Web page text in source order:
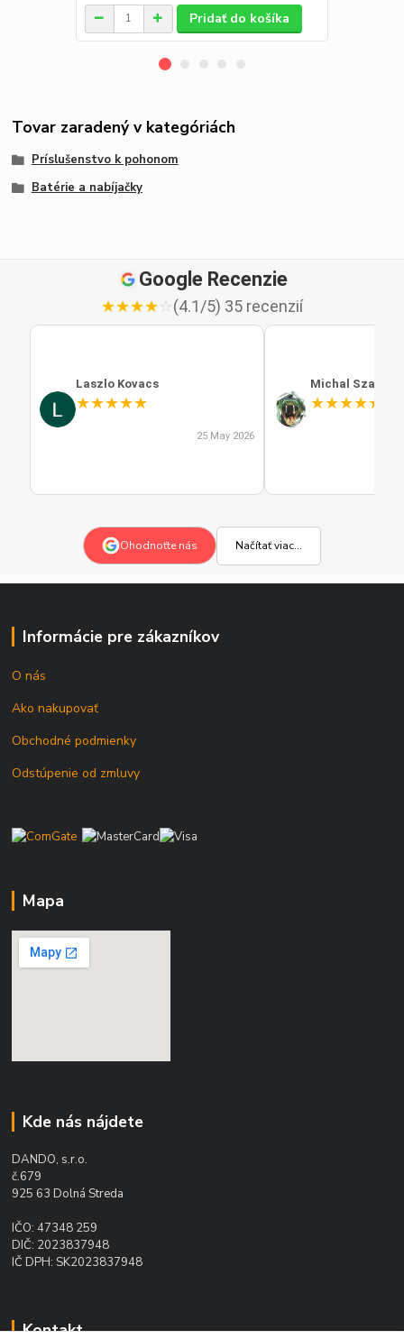
Pridať do košíka
Tovar zaradený v kategóriách
Príslušenstvo k pohonom
Batérie a nabíjačky
Google Recenzie
★★★★☆(4.1/5) 35 recenzií
Laszlo Kovacs
★★★★★
25 May 2026
Michal Szabo
★★★★★
Ohodnoťte nás Načítať viac...
Informácie pre zákazníkov
O nás
Ako nakupovať
Obchodné podmienky
Odstúpenie od zmluvy
Mapa
Kde nás nájdete
DANDO, s.r.o.
č.679
925 63 Dolná Streda
IČO: 47348 259
DIČ: 2023837948
IČ DPH: SK2023837948
Kontakt